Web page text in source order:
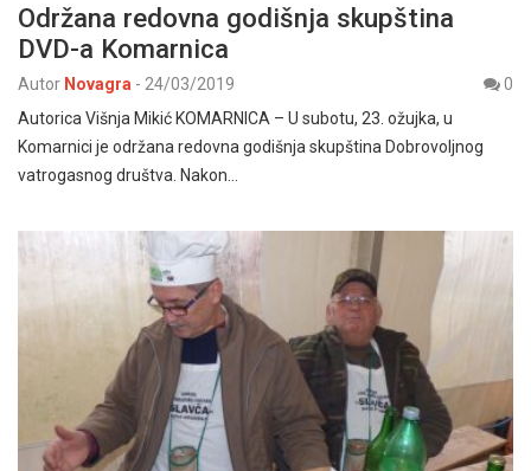
Održana redovna godišnja skupština
DVD-a Komarnica
Autor Novagra - 24/03/2019
0
Autorica Višnja Mikić KOMARNICA – U subotu, 23. ožujka, u
Komarnici je održana redovna godišnja skupština Dobrovoljnog
vatrogasnog društva. Nakon…